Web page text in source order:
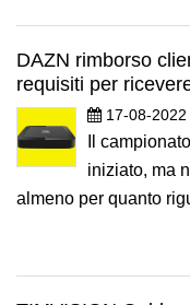
DAZN rimborso
requisiti per
17-08-2022
Il
iniziato, ma
almeno per quanto